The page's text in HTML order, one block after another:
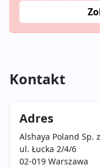
Kontakt
Adres
Alshaya Poland Sp.
ul. Łucka 2/4/6
02-019 Warszawa